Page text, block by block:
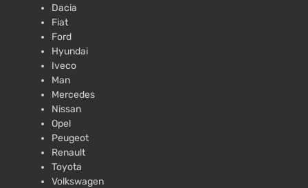
Dacia
Fiat
Ford
Hyundai
Iveco
Man
Mercedes
Nissan
Opel
Peugeot
Renault
Toyota
Volkswagen